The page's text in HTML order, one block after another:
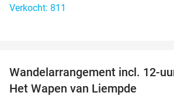
Verkocht: 811
Wandelarrangement incl. 12-
Het Wapen van Liempde